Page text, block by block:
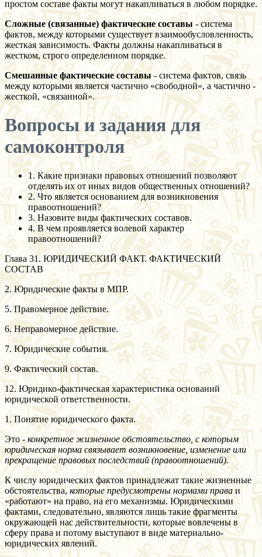
простом составе факты могут накапливаться в любом порядке.
Сложные (связанные) фактические составы - система
фактов, между которыми существует взаимообусловленность,
жесткая зависимость. Факты должны накапливаться в
жестком, строго определенном порядке.
Смешанные фактические составы - система фактов, связь
между которыми является частично «свободной», а частично -
жесткой, «связанной».
Вопросы и задания для
самоконтроля
1. Какие признаки правовых отношений позволяют
отделять их от иных видов общественных отношений?
2. Что является основанием для возникновения
правоотношений?
3. Назовите виды фактических составов.
4. В чем проявляется волевой характер
правоотношений?
Глава 31. ЮРИДИЧЕСКИЙ ФАКТ. ФАКТИЧЕСКИЙ
СОСТАВ
2. Юридические факты в МПР.
5. Правомерное действие.
6. Неправомерное действие.
7. Юридические события.
9. Фактический состав.
12. Юридико-фактическая характеристика оснований
юридической ответственности.
1. Понятие юридического факта.
Это - конкретное жизненное обстоятельство, с которым
юридическая норма связывает возникновение, изменение или
прекращение правовых последствий (правоотношений).
К числу юридических фактов принадлежат такие жизненные
обстоятельства, которые предусмотрены нормами праваи
«работают» на право, на его механизмы. Юридическими
фактами, следовательно, являются лишь такие фрагменты
окружающей нас действительности, которые вовлечены в
сферу права и потому выступают в виде материально-
юридических явлений.